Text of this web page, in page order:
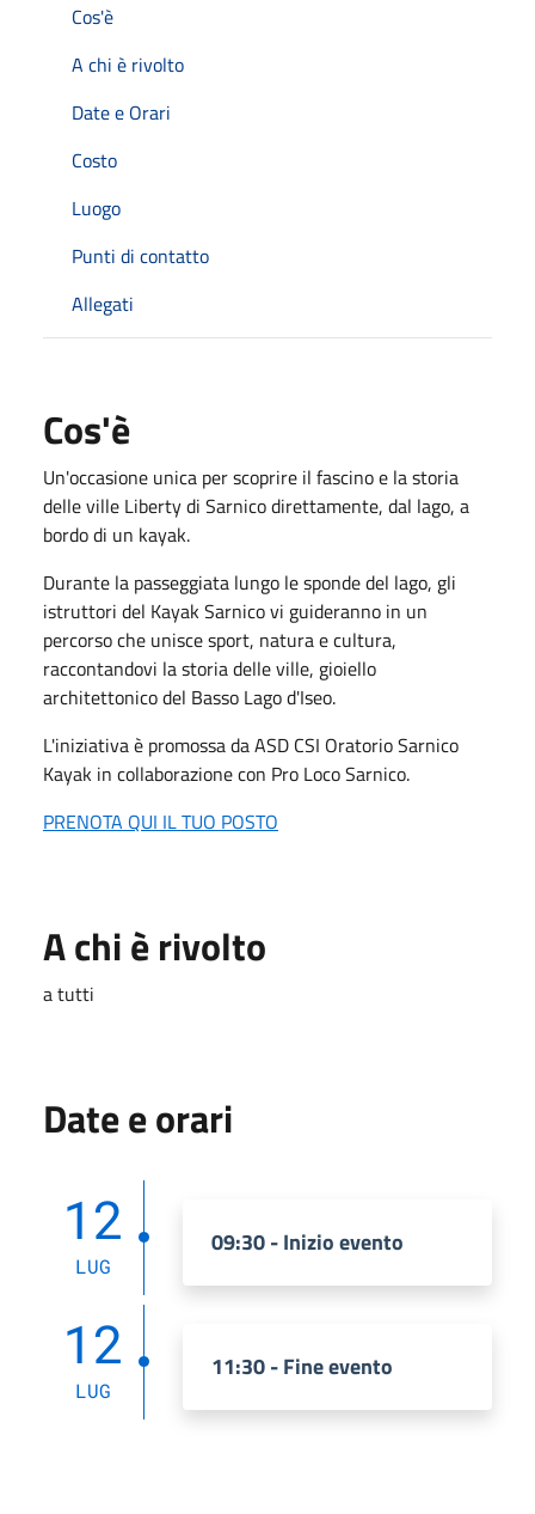
Cos'è
A chi è rivolto
Date e Orari
Costo
Luogo
Punti di contatto
Allegati
Cos'è
Un'occasione unica per scoprire il fascino e la storia
delle ville Liberty di Sarnico direttamente, dal lago, a
bordo di un kayak.
Durante la passeggiata lungo le sponde del lago, gli
istruttori del Kayak Sarnico vi guideranno in un
percorso che unisce sport, natura e cultura,
raccontandovi la storia delle ville, gioiello
architettonico del Basso Lago d'Iseo.
L'iniziativa è promossa da ASD CSI Oratorio Sarnico
Kayak in collaborazione con Pro Loco Sarnico.
PRENOTA QUI IL TUO POSTO
A chi è rivolto
a tutti
Date e orari
12
LUG
09:30 - Inizio evento
12
LUG
11:30 - Fine evento